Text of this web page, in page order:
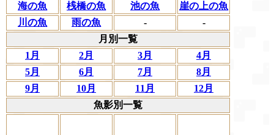
海の魚
桟橋の魚 池の魚
崖の上の魚
川の魚
雨の魚 -
-
月別一覧
1月
2月 3月
4月
5月
6月 7月
8月
9月
10月 11月
12月
魚影別一覧